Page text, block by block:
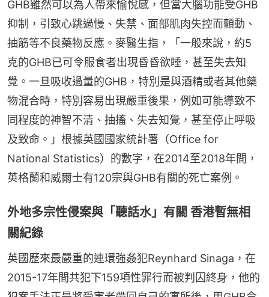
GHB雖然可以為人帶來愉悅感，但當大腦功能受GHB
抑制，引致心跳過慢、失禁、面部肌肉失控而顫動、
抽筋等不良藥物反應。麥醫生指，「一般來說，約5
克的GHB已可令服食者出現昏昏欲睡，甚至失去知
覺。一旦吸收過量的GHB，特別是與酒精或者其他藥
物混合時，特別容易出現嚴重後果，例如可能導致不
同程度的神智不清、抽搐、失去知覺，甚至停止呼吸
及致命。」根據英國國家統計署（Office for
National Statistics）的數字，在2014至2018年間，
英格蘭和威爾士有120宗與GHB有關的死亡案例。
外地多宗性侵案與「聽話水」有關 香港暫無相
關紀錄
英國歷來最嚴重的連環強姦犯Reynhard Sinaga，在
2015-17年間共犯下159項性罪行而被判囚終身，他的